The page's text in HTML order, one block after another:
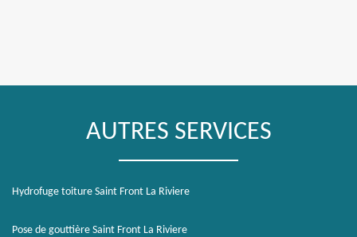
AUTRES SERVICES
Hydrofuge toiture Saint Front La Riviere
Pose de gouttière Saint Front La Riviere